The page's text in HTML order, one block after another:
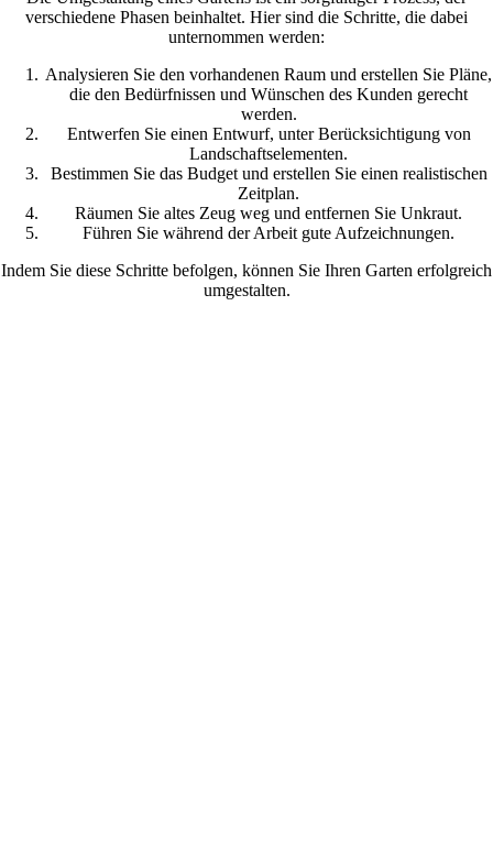
verschiedene Phasen beinhaltet. Hier sind die Schritte, die dabei
unternommen werden:
Analysieren Sie den vorhandenen Raum und erstellen Sie Pläne,
die den Bedürfnissen und Wünschen des Kunden gerecht
werden.
Entwerfen Sie einen Entwurf, unter Berücksichtigung von
Landschaftselementen.
Bestimmen Sie das Budget und erstellen Sie einen realistischen
Zeitplan.
Räumen Sie altes Zeug weg und entfernen Sie Unkraut.
Führen Sie während der Arbeit gute Aufzeichnungen.
Indem Sie diese Schritte befolgen, können Sie Ihren Garten erfolgreich
umgestalten.